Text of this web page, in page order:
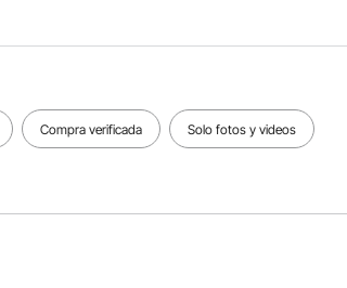
acero
Ver todas las especificaciones
Compra verificada Solo fotos y videos